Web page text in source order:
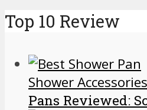
Top 10 Review
Shower Accessories
Pans Reviewed: